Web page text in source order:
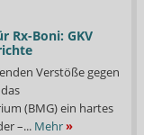
Rx-Boni: GKV
Verstöße gegen
(BMG) ein hartes
–... Mehr»